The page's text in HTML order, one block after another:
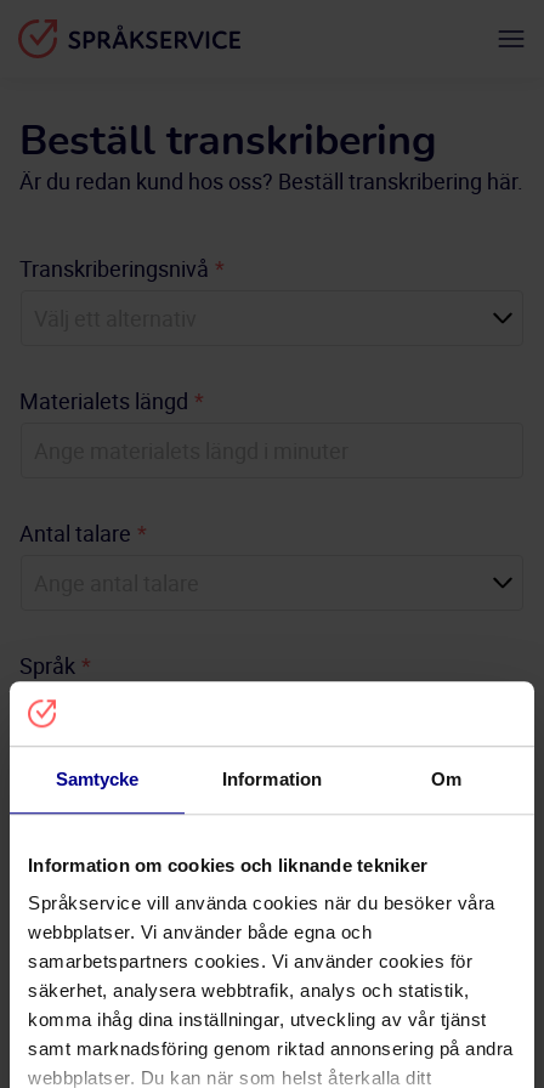
Samtycke Information Om
Information om cookies och liknande tekniker
Språkservice vill använda cookies när du besöker våra
webbplatser. Vi använder både egna och
samarbetspartners cookies. Vi använder cookies för
säkerhet, analysera webbtrafik, analys och statistik,
komma ihåg dina inställningar, utveckling av vår tjänst
samt marknadsföring genom riktad annonsering på andra
webbplatser. Du kan när som helst återkalla ditt
Beställ transkribering
Är du redan kund hos oss? Beställ transkribering här.
Transkriberingsnivå *
Materialets längd *
Antal talare *
Språk *
Övrig information
Bifoga material